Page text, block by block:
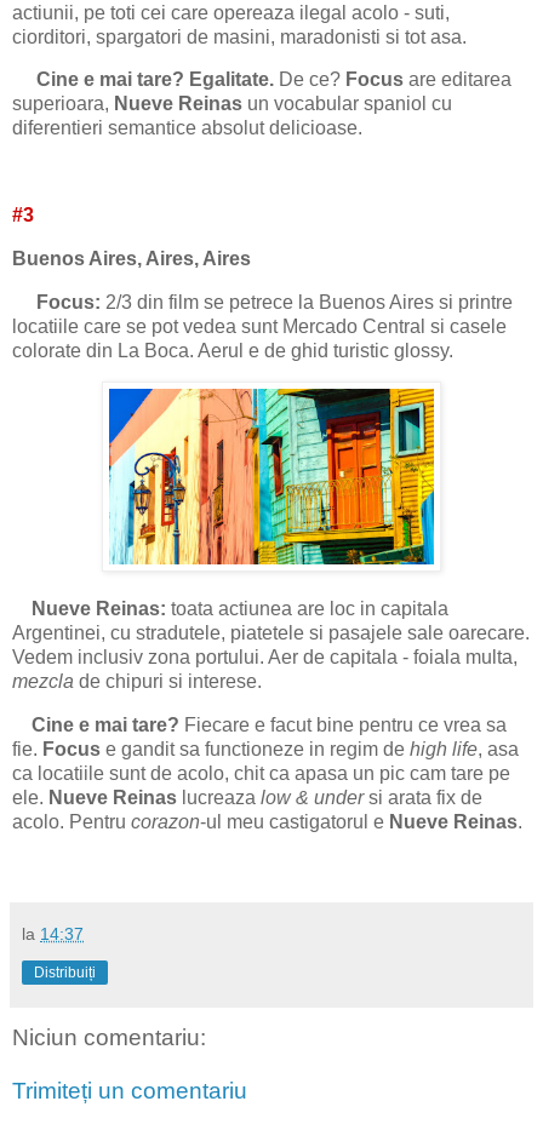
actiunii, pe toti cei care opereaza ilegal acolo - suti,
ciorditori, spargatori de masini, maradonisti si tot asa.
Cine e mai tare? Egalitate. De ce? Focus are editarea
superioara, Nueve Reinas un vocabular spaniol cu
diferentieri semantice absolut delicioase.
#3
Buenos Aires, Aires, Aires
Focus: 2/3 din film se petrece la Buenos Aires si printre
locatiile care se pot vedea sunt Mercado Central si casele
colorate din La Boca. Aerul e de ghid turistic glossy.
Nueve Reinas: toata actiunea are loc in capitala
Argentinei, cu stradutele, piatetele si pasajele sale oarecare.
Vedem inclusiv zona portului. Aer de capitala - foiala multa,
mezcla de chipuri si interese.
Cine e mai tare? Fiecare e facut bine pentru ce vrea sa
fie. Focus e gandit sa functioneze in regim de high life, asa
ca locatiile sunt de acolo, chit ca apasa un pic cam tare pe
ele. Nueve Reinas lucreaza low & undersi arata fix de
acolo. Pentru corazon-ul meu castigatorul e Nueve Reinas.
la 14:37
Distribuiți
Niciun comentariu:
Trimiteți un comentariu